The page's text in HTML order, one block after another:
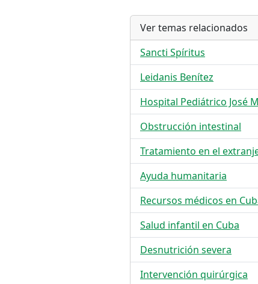
Ver temas relacionados
Sancti Spíritus
Leidanis Benítez
Hospital Pediátrico José
Obstrucción intestinal
Tratamiento en el
Ayuda humanitaria
Recursos médicos en
Salud infantil en Cuba
Desnutrición severa
Intervención quirúrgica